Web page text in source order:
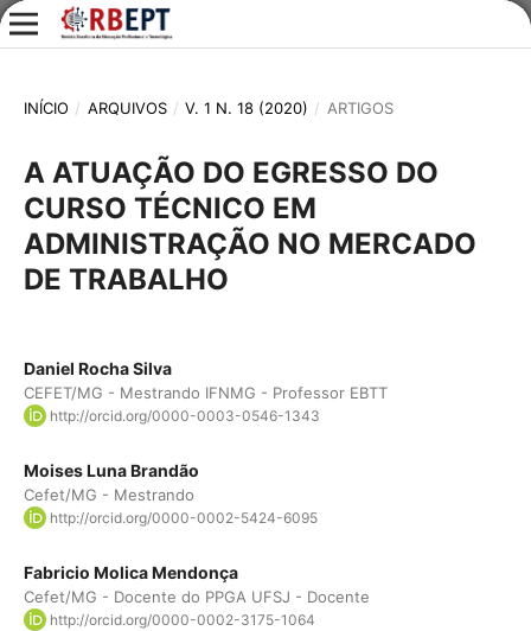
INÍCIO / ARQUIVOS / V. 1 N. 18 (2020) / ARTIGOS
A ATUAÇÃO DO EGRESSO DO
CURSO TÉCNICO EM
ADMINISTRAÇÃO NO MERCADO
DE TRABALHO
Daniel Rocha Silva
CEFET/MG - Mestrando IFNMG - Professor EBTT
http://orcid.org/0000-0003-0546-1343
Moises Luna Brandão
Cefet/MG - Mestrando
http://orcid.org/0000-0002-5424-6095
Fabricio Molica Mendonça
Cefet/MG - Docente do PPGA UFSJ - Docente
http://orcid.org/0000-0002-3175-1064